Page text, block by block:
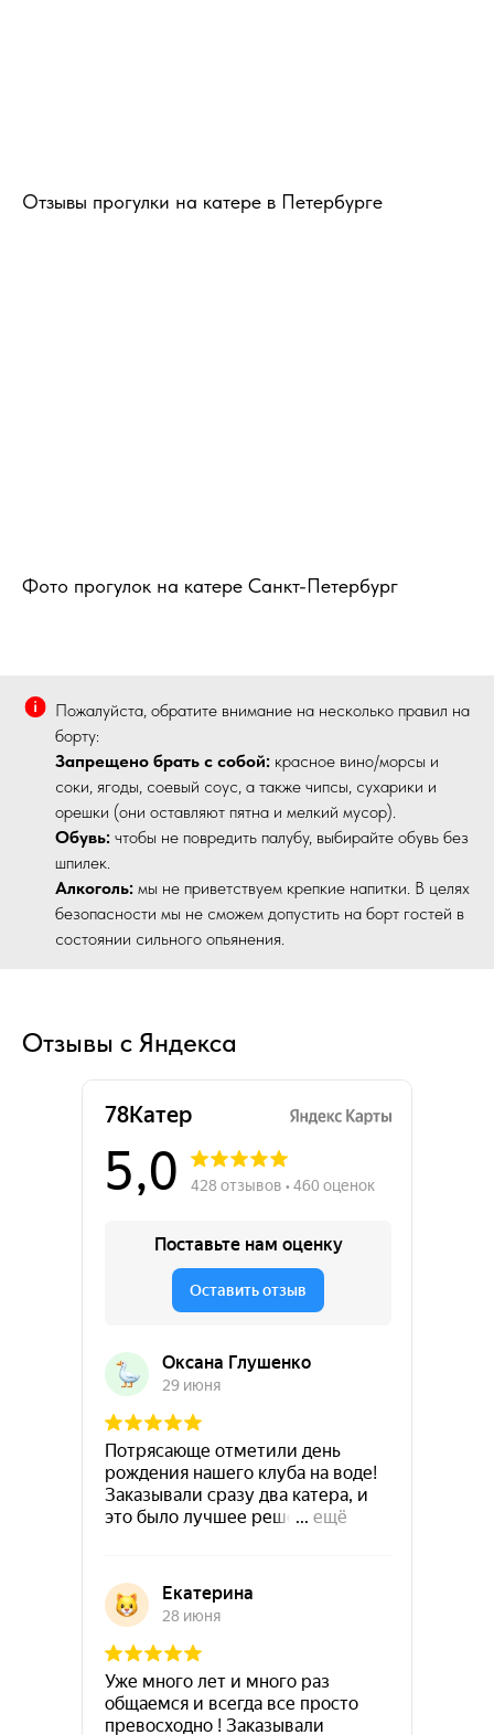
Отзывы прогулки на катере в Петербурге
Фото прогулок на катере Санкт-Петербург
Пожалуйста, обратите внимание на несколько правил на
борту:
Запрещено брать с собой: красное вино/морсы и
соки, ягоды, соевый соус, а также чипсы, сухарики и
орешки (они оставляют пятна и мелкий мусор).
Обувь: чтобы не повредить палубу, выбирайте обувь без
шпилек.
Алкоголь: мы не приветствуем крепкие напитки. В целях
безопасности мы не сможем допустить на борт гостей в
состоянии сильного опьянения.
Отзывы с Яндекса